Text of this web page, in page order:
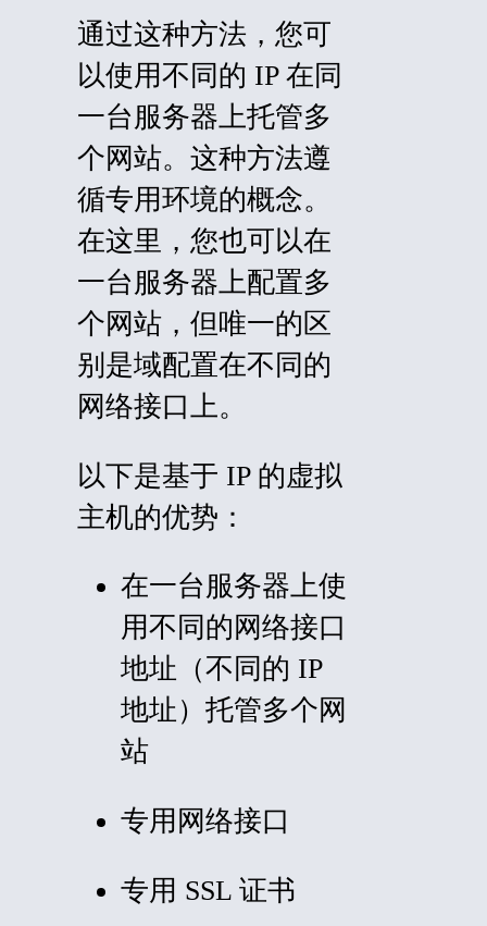
通过这种方法，您可
以使用不同的 IP 在同
一台服务器上托管多
个网站。这种方法遵
循专用环境的概念。
在这里，您也可以在
一台服务器上配置多
个网站，但唯一的区
别是域配置在不同的
网络接口上。
以下是基于 IP 的虚拟
主机的优势：
在一台服务器上使
用不同的网络接口
地址（不同的 IP
地址）托管多个网
站
专用网络接口
专用 SSL 证书